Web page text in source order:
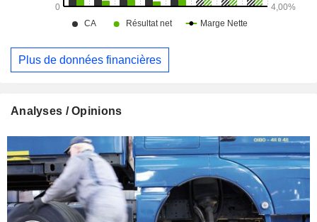
Plus de données financières
Analyses / Opinions